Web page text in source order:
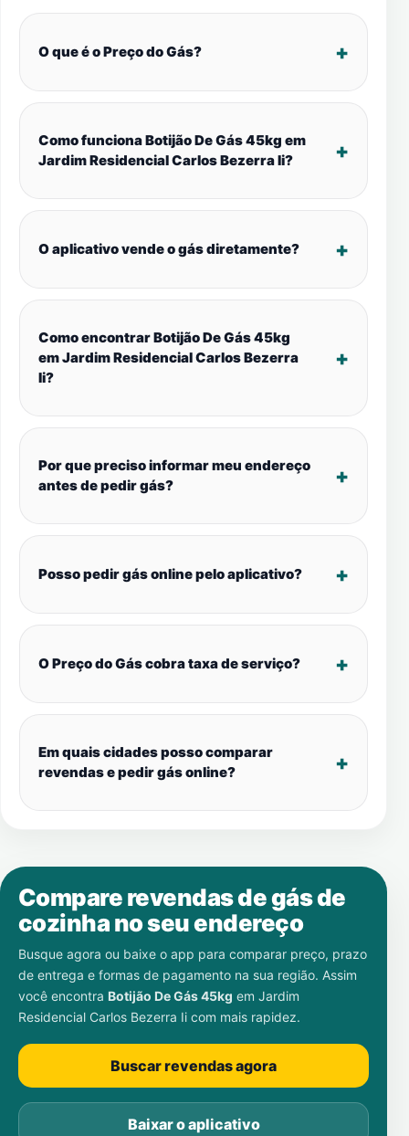
O que é o Preço do Gás?
Como funciona Botijão De Gás 45kg em
Jardim Residencial Carlos Bezerra Ii?
O aplicativo vende o gás diretamente?
Como encontrar Botijão De Gás 45kg
em Jardim Residencial Carlos Bezerra
Ii?
Por que preciso informar meu endereço
antes de pedir gás?
Posso pedir gás online pelo aplicativo?
O Preço do Gás cobra taxa de serviço?
Em quais cidades posso comparar
revendas e pedir gás online?
Compare revendas de gás de
cozinha no seu endereço
Busque agora ou baixe o app para comparar preço, prazo
de entrega e formas de pagamento na sua região. Assim
você encontra Botijão De Gás 45kg em Jardim
Residencial Carlos Bezerra Ii com mais rapidez.
Buscar revendas agora
Baixar o aplicativo